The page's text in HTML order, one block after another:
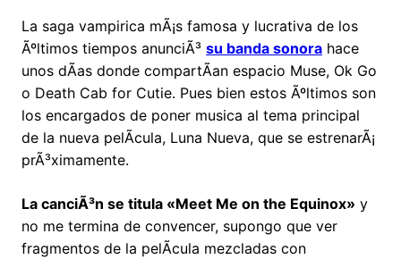
La saga vampirica mÃ¡s famosa y lucrativa de los
Ãºltimos tiempos anunciÃ³ su banda sonora hace
unos dÃ­as donde compartÃ­an espacio Muse, Ok Go
o Death Cab for Cutie. Pues bien estos Ãºltimos son
los encargados de poner musica al tema principal
de la nueva pelÃ­cula, Luna Nueva, que se estrenarÃ¡
prÃ³ximamente.
La canciÃ³n se titula «Meet Me on the Equinox» y
no me termina de convencer, supongo que ver
fragmentos de la pelÃ­cula mezcladas con